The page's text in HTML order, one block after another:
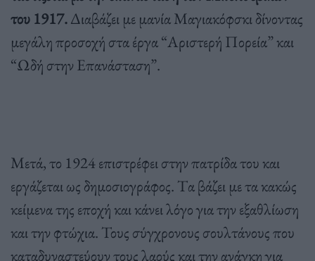
του 1917.Διαβάζει με μανία Μαγιακόφσκι δίνοντας
μεγάλη προσοχή στα έργα “Αριστερή Πορεία” και
“Ωδή στην Επανάσταση”.
Μετά, το 1924 επιστρέφει στην πατρίδα του και
εργάζεται ως δημοσιογράφος. Tα βάζει με τα κακώς
κείμενα της εποχή και κάνει λόγο για την εξαθλίωση
και την φτώχια. Τους σύγχρονους σουλτάνους που
καταδυναστεύουν τους λαούς και την ανάγκη για